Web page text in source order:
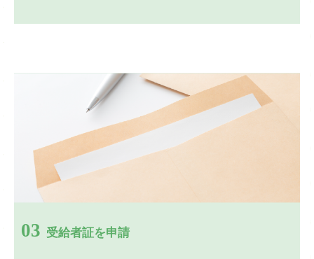
03 受給者証を申請